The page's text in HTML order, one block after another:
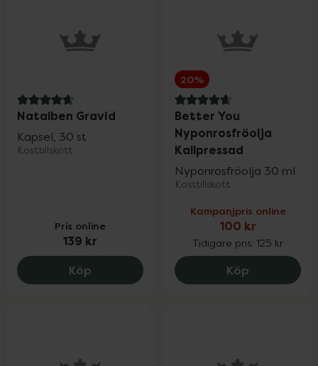
4.9 av 5 i omdöme
Natalben Gravid
Kapsel, 30 st
Kosttillskott
Pris online
139 kr
Köp Natalben Gravid, 139 kr.
20%
4.8 av 5 i omdöme
Better You
Nyponrosfröolja
Kallpressad
Nyponrosfröolja 30 ml
Kosttillskott
Kampanjpris online
100 kr
Tidigare pris: 125 kr
Köp Better